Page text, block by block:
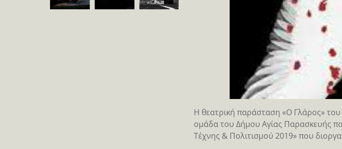
Η θεατρική παράσταση «Ο Γλάρος»
ομάδα του Δήμου Αγίας Παρασκευής
Τέχνης & Πολιτισμού 2019» που